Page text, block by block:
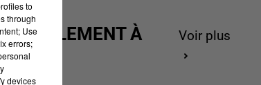
À
Voir plus
to
through
Use
errors;
devices